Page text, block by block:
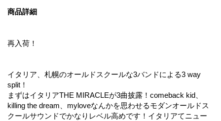
商品詳細
再入荷！
イタリア、札幌のオールドスクールな3バンドによる3 way
split！
まずはイタリアTHE MIRACLEが3曲披露！comeback kid、
killing the dream、myloveなんかを思わせるモダンオールドス
クールサウンドでかなりレベル高めです！イタリアてニュー